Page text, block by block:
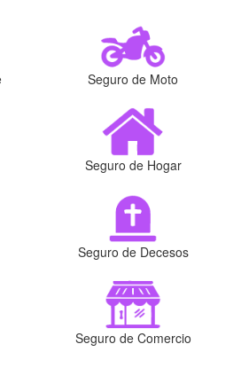
Seguro de Moto
Seguro de Hogar
Seguro de Decesos
Seguro de Comercio